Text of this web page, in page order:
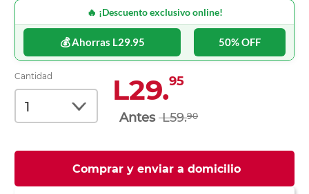
🔥 ¡Descuento exclusivo online!
💰 Ahorras L29.95 50% OFF
Cantidad L29.95
L59.90
Comprar y enviar a domicilio